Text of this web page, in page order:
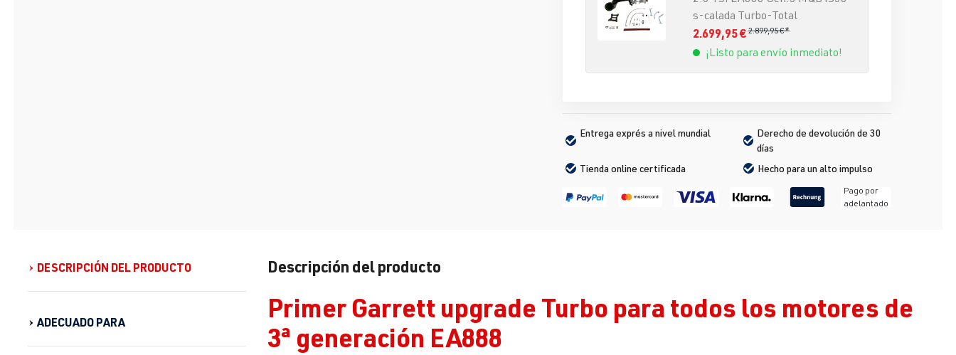
s-calada Turbo-Total
2.699,95 € 2.899,95 €*
¡Listo para envío inmediato!
Entrega exprés a nivel mundial
Derecho de devolución de 30
días
Tienda online certificada
Hecho para un alto impulso
Pago por
adelantado
DESCRIPCIÓN DEL PRODUCTO
ADECUADO PARA
Descripción del producto
Primer Garrett upgrade Turbo para todos los motores de
3ª generación EA888